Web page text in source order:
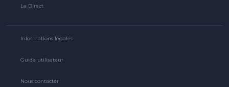
Le Direct
Informations légales
Guide utilisateur
Nous contacter